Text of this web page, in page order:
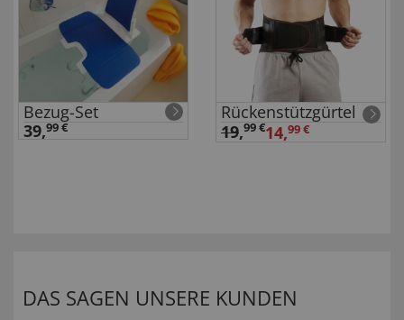
Bezug-Set
39,99 €
Rückenstützgürtel
19,99 €14,99 €
DAS SAGEN UNSERE KUNDEN